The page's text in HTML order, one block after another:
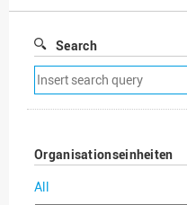
Search
Remove
search
filter
Organisationseinheiten
All